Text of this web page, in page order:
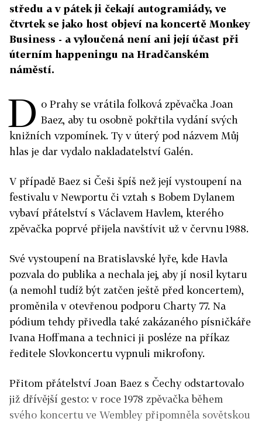
středu a v pátek ji čekají autogramiády, ve
čtvrtek se jako host objeví na koncertě Monkey
Business - a vyloučená není ani její účast při
úterním happeningu na Hradčanském
náměstí.
D o Prahy se vrátila folková zpěvačka Joan
Baez, aby tu osobně pokřtila vydání svých
knižních vzpomínek. Ty v úterý pod názvem Můj
hlas je dar vydalo nakladatelství Galén.
V případě Baez si Češi špíš než její vystoupení na
festivalu v Newportu či vztah s Bobem Dylanem
vybaví přátelství s Václavem Havlem, kterého
zpěvačka poprvé přijela navštívit už v červnu 1988.
Své vystoupení na Bratislavské lyře, kde Havla
pozvala do publika a nechala jej, aby jí nosil kytaru
(a nemohl tudíž být zatčen ještě před koncertem),
proměnila v otevřenou podporu Charty 77. Na
pódium tehdy přivedla také zakázaného písničkáře
Ivana Hoffmana a technici ji posléze na příkaz
ředitele Slovkoncertu vypnuli mikrofony.
Přitom přátelství Joan Baez s Čechy odstartovalo
již dřívější gesto: v roce 1978 zpěvačka během
svého koncertu ve Wembley připomněla sovětskou